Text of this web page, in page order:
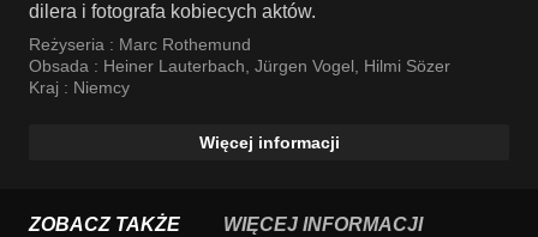
dilera i fotografa kobiecych aktów.
Reżyseria : Marc Rothemund
Obsada : Heiner Lauterbach, Jürgen Vogel, Hilmi Sözer
Kraj : Niemcy
Więcej informacji
ZOBACZ TAKŻE WIĘCEJ INFORMACJI